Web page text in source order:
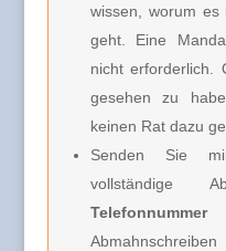
wissen, worum es
geht. Eine
nicht erforderlich.
gesehen zu
keinen Rat dazu
Senden Sie
vollständige
Telefonnummer